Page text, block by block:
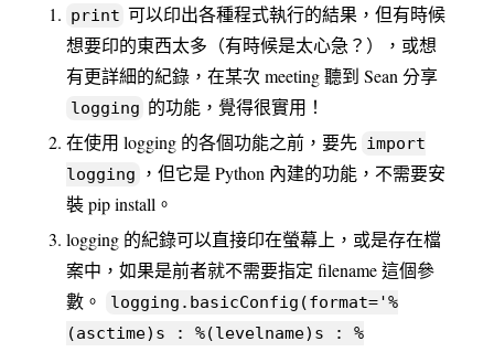
print 可以印出各種程式執行的結果，但有時候
想要印的東西太多（有時候是太心急？），或想
有更詳細的紀錄，在某次 meeting 聽到 Sean 分享
logging 的功能，覺得很實用！
在使用 logging 的各個功能之前，要先 import
logging
，但它是 Python 內建的功能，不需要安
裝 pip install。
logging 的紀錄可以直接印在螢幕上，或是存在檔
案中，如果是前者就不需要指定 filename 這個參
數。
logging.basicConfig(format='%
(asctime)s : %(levelname)s : %